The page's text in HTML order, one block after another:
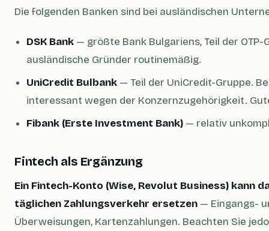
Die folgenden Banken sind bei ausländischen
DSK Bank — größte Bank Bulgariens, Teil der
ausländische Gründer routinemäßig.
UniCredit Bulbank — Teil der UniCredit-Gruppe.
interessant wegen der Konzernzugehörigkeit.
Fibank (Erste Investment Bank) — relativ
Fintech als Ergänzung
Ein Fintech-Konto (Wise, Revolut Business) kann
täglichen Zahlungsverkehr ersetzen — Eingangs-
Überweisungen, Kartenzahlungen. Beachten Sie